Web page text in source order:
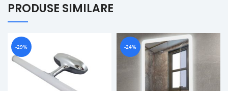
PRODUSE SIMILARE
-29% -24%